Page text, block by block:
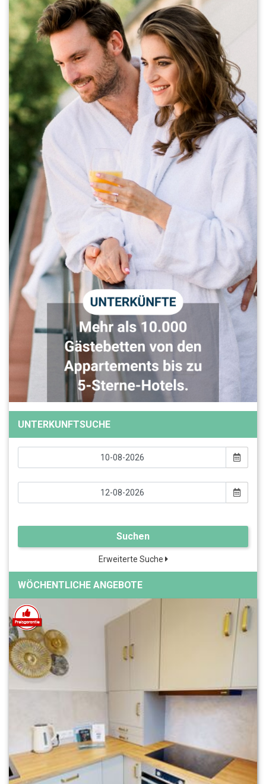
UNTERKUNFTSUCHE
Suchen
Erweiterte Suche
WÖCHENTLICHE ANGEBOTE